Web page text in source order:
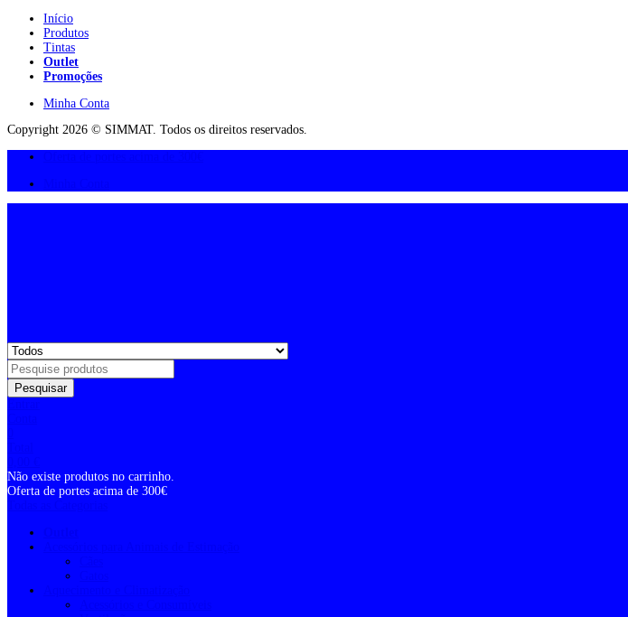
Início
Produtos
Tintas
Outlet
Promoções
Minha Conta
Copyright 2026 © SIMMAT. Todos os direitos reservados.
Pesquisar
Não existe produtos no carrinho.
Oferta de portes acima de 300€